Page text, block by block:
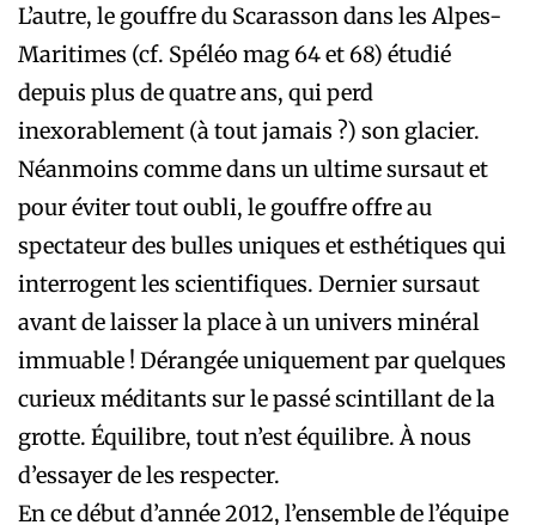
L’autre, le gouffre du Scarasson dans les Alpes-
Maritimes (cf. Spéléo mag 64 et 68) étudié
depuis plus de quatre ans, qui perd
inexorablement (à tout jamais ?) son glacier.
Néanmoins comme dans un ultime sursaut et
pour éviter tout oubli, le gouffre offre au
spectateur des bulles uniques et esthétiques qui
interrogent les scientifiques. Dernier sursaut
avant de laisser la place à un univers minéral
immuable ! Dérangée uniquement par quelques
curieux méditants sur le passé scintillant de la
grotte. Équilibre, tout n’est équilibre. À nous
d’essayer de les respecter.
En ce début d’année 2012, l’ensemble de l’équipe